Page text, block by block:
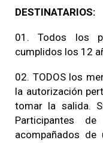
DESTINATARIOS:
01. Todos los
cumplidos los 12
02. TODOS los
la autorización
tomar la salida.
Participantes
acompañados